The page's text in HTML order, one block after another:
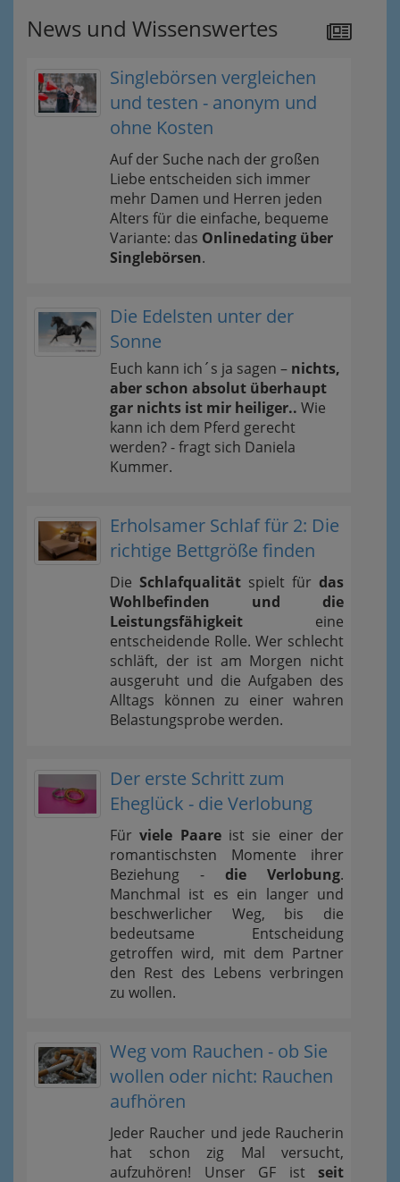
News und Wissenswertes
Singlebörsen vergleichen
und testen - anonym und
ohne Kosten
Auf der Suche nach der großen
Liebe entscheiden sich immer
mehr Damen und Herren jeden
Alters für die einfache, bequeme
Variante: das Onlinedating über
Singlebörsen.
Die Edelsten unter der
Sonne
Euch kann ich´s ja sagen – nichts,
aber schon absolut überhaupt
gar nichts ist mir heiliger.. Wie
kann ich dem Pferd gerecht
werden? - fragt sich Daniela
Kummer.
Erholsamer Schlaf für 2: Die
richtige Bettgröße finden
Die Schlafqualität spielt für das
Wohlbefinden und die
Leistungsfähigkeit eine
entscheidende Rolle. Wer schlecht
schläft, der ist am Morgen nicht
ausgeruht und die Aufgaben des
Alltags können zu einer wahren
Belastungsprobe werden.
Der erste Schritt zum
Eheglück - die Verlobung
Fürviele Paareist sie einer der
romantischsten Momente ihrer
Beziehung - die Verlobung.
Manchmal ist es ein langer und
beschwerlicher Weg, bis die
bedeutsame Entscheidung
getroffen wird, mit dem Partner
den Rest des Lebens verbringen
zu wollen.
Weg vom Rauchen - ob Sie
wollen oder nicht: Rauchen
aufhören
Jeder Raucher und jede Raucherin
hat schon zig Mal versucht,
aufzuhören! Unser GF ist seit